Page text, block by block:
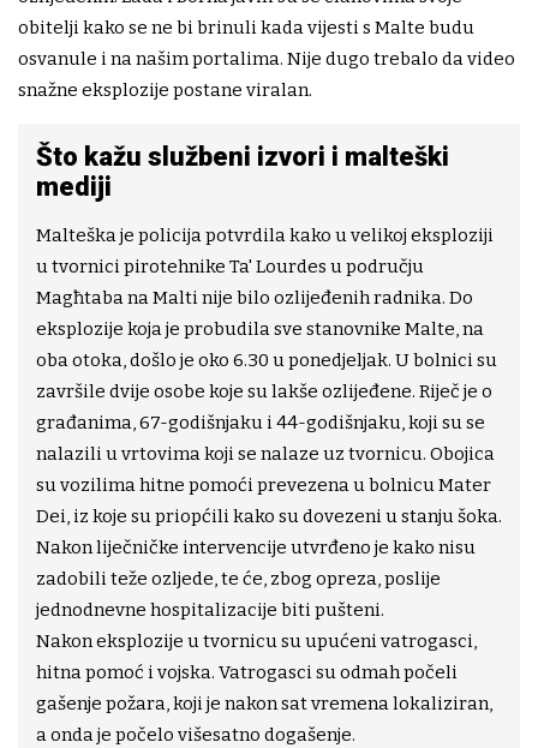
obitelji kako se ne bi brinuli kada vijesti s Malte budu
osvanule i na našim portalima. Nije dugo trebalo da video
snažne eksplozije postane viralan.
Što kažu službeni izvori i malteški
mediji
Malteška je policija potvrdila kako u velikoj eksploziji
u tvornici pirotehnike Ta' Lourdes u području
Magħtaba na Malti nije bilo ozlijeđenih radnika. Do
eksplozije koja je probudila sve stanovnike Malte, na
oba otoka, došlo je oko 6.30 u ponedjeljak. U bolnici su
završile dvije osobe koje su lakše ozlijeđene. Riječ je o
građanima, 67-godišnjaku i 44-godišnjaku, koji su se
nalazili u vrtovima koji se nalaze uz tvornicu. Obojica
su vozilima hitne pomoći prevezena u bolnicu Mater
Dei, iz koje su priopćili kako su dovezeni u stanju šoka.
Nakon liječničke intervencije utvrđeno je kako nisu
zadobili teže ozljede, te će, zbog opreza, poslije
jednodnevne hospitalizacije biti pušteni.
Nakon eksplozije u tvornicu su upućeni vatrogasci,
hitna pomoć i vojska. Vatrogasci su odmah počeli
gašenje požara, koji je nakon sat vremena lokaliziran,
a onda je počelo višesatno dogašenje.